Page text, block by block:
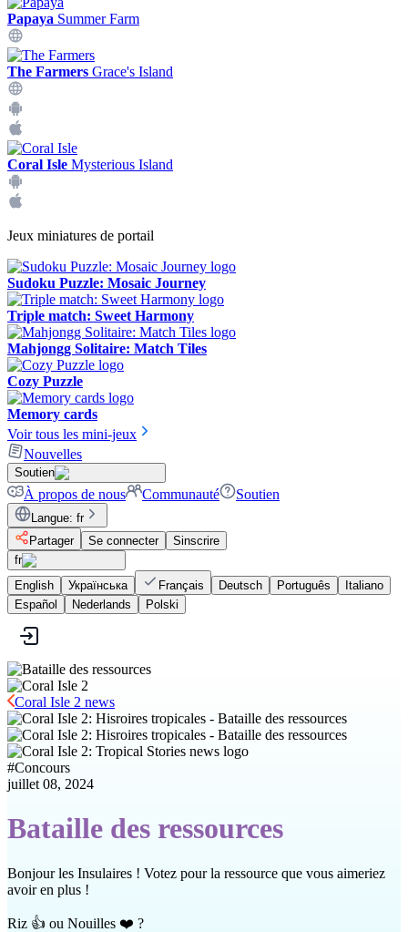
Papaya Summer Farm
The Farmers Grace's Island
Coral Isle Mysterious Island
Jeux miniatures de portail
Sudoku Puzzle: Mosaic Journey
Triple match: Sweet Harmony
Mahjongg Solitaire: Match Tiles
Cozy Puzzle
Memory cards
Voir tous les mini-jeux
Nouvelles
Soutien
À propos de nous Communauté Soutien
Langue: fr
Partager
Se connecter
Sinscrire
fr
English
Українська Français Deutsch Português
Italiano
Español
Nederlands Polski
Coral Isle 2 news
#Concours
juillet 08, 2024
Bataille des ressources
Bonjour les Insulaires ! Votez pour la ressource que vous aimeriez
avoir en plus !
Riz 👍 ou Nouilles ❤️ ?